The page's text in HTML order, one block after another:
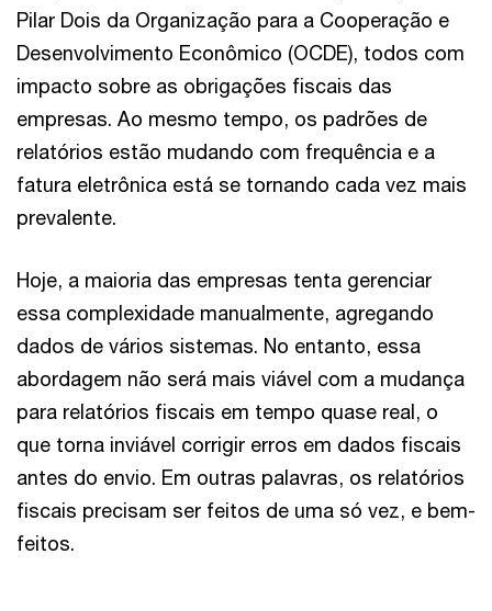
Pilar Dois da Organização para a Cooperação e
Desenvolvimento Econômico (OCDE), todos com
impacto sobre as obrigações fiscais das
empresas. Ao mesmo tempo, os padrões de
relatórios estão mudando com frequência e a
fatura eletrônica está se tornando cada vez mais
prevalente.
Hoje, a maioria das empresas tenta gerenciar
essa complexidade manualmente, agregando
dados de vários sistemas. No entanto, essa
abordagem não será mais viável com a mudança
para relatórios fiscais em tempo quase real, o
que torna inviável corrigir erros em dados fiscais
antes do envio. Em outras palavras, os relatórios
fiscais precisam ser feitos de uma só vez, e bem-
feitos.